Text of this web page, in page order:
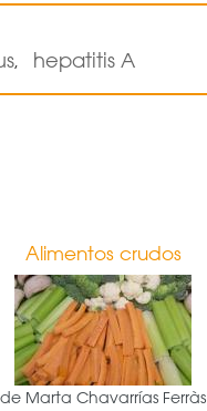
, hepatitis A
Alimentos crudos
de Marta Chavarrías Ferràs